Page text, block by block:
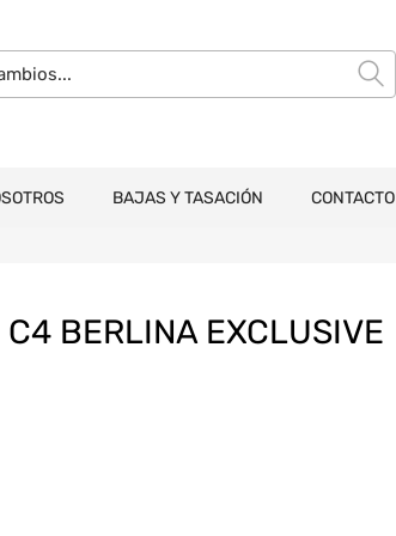
BAJAS Y TASACIÓN CONTACTO
BERLINA EXCLUSIVE